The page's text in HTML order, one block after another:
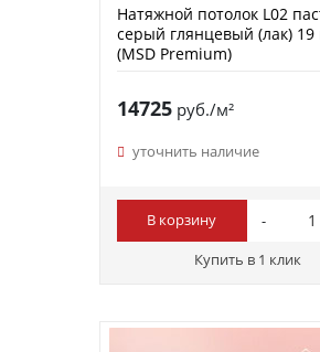
Натяжной потолок L02
серый глянцевый (лак) 19
(MSD Premium)
14725руб./м²
уточнить наличие
В корзину
Купить в 1 клик